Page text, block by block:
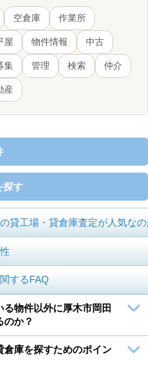
空倉庫 作業所
屋 物件情報 中古
集 管理 検索 仲介
産
探す
貸工場・貸倉庫査定が人気な
するFAQ
物件以外に厚木市岡田
のか？
倉庫を探すためのポイン